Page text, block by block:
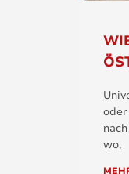
oder
wo,